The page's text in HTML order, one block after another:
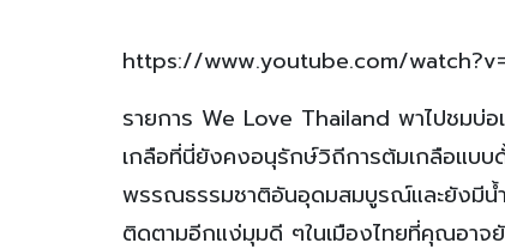
https://www.youtube.com/
รายการ We Love Thailand พาไปชมบ่
เกลือที่นี่ยังคงอนุรักษ์วิถีการต้มเกลือแบบ
พรรณธรรมชาติอันอุดมสมบูรณ์และยังมีน้
ติดตามอีกแง่มุมดี ๆในเมืองไทยที่คุณอาจ